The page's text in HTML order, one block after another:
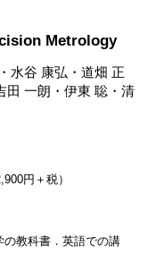
Metrology
・ 水谷 康弘 ・道畑 正
田 一朗 ・伊東 聡 ・清
円＋税）
の教科書．英語での講